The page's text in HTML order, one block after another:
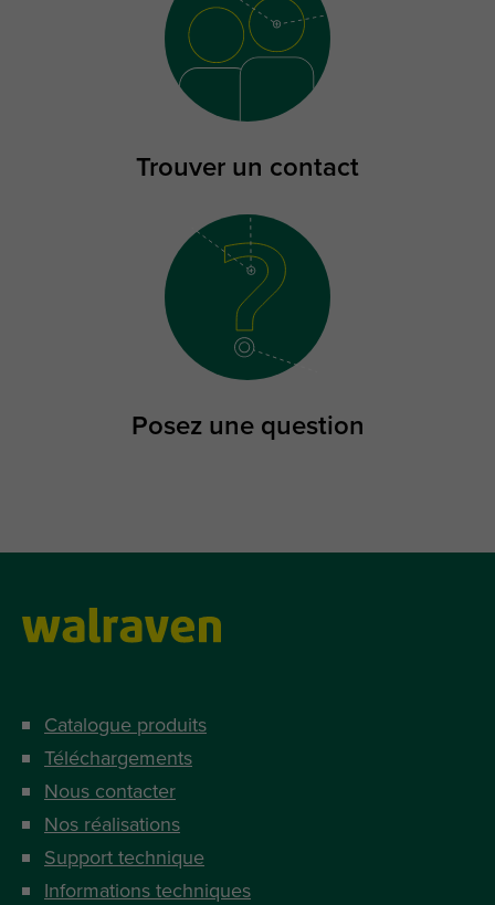
Trouver un contact
Posez une question
Catalogue produits
Téléchargements
Nous contacter
Nos réalisations
Support technique
Informations techniques